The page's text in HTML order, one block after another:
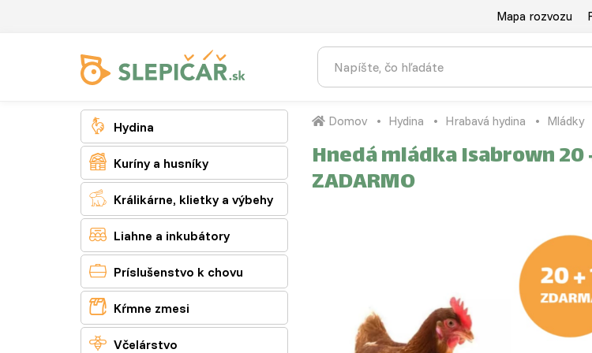
Mapa rozvozu
 Hydina
 Kuríny a husníky
 Králikárne, klietky a výbehy
 Liahne a inkubátory
 Príslušenstvo k chovu
 Kŕmne zmesi
 Včelárstvo
Domov Hydina Hrabavá hydina Mládky
Hnedá mládka Isabrown 20
ZADARMO